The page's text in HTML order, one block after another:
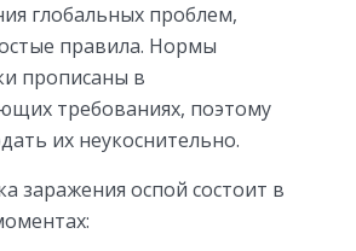
глобальных проблем,
правила. Нормы
прописаны в
требованиях, поэтому
их неукоснительно.
заражения оспой состоит в